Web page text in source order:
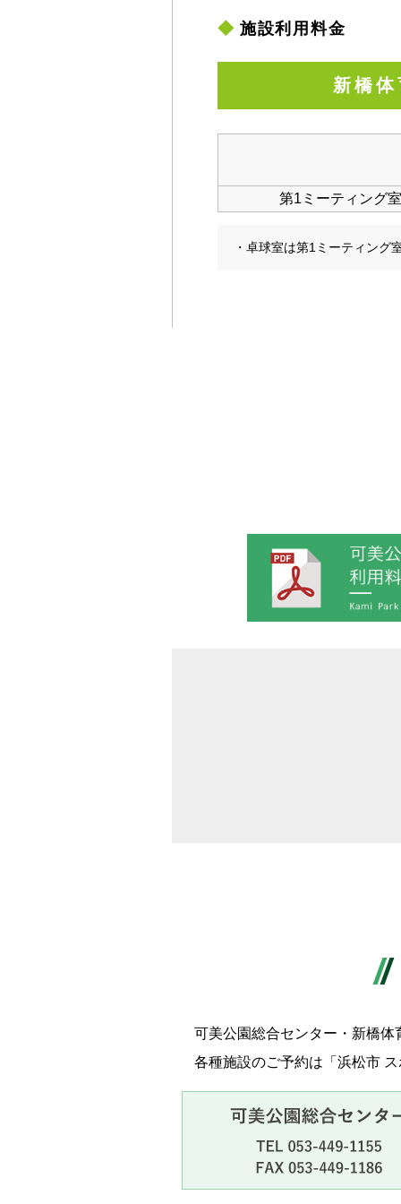
施設利用料金
新橋
第1ミーティング室
・卓球室は第1ミーティング
可美公園総合センター・新橋
各種施設のご予約は「浜松市